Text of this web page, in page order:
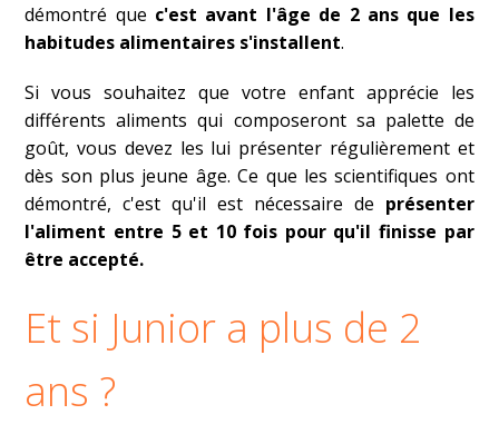
démontré que c'est avant l'âge de 2 ans que les
habitudes alimentaires s'installent.
Si vous souhaitez que votre enfant apprécie les
différents aliments qui composeront sa palette de
goût, vous devez les lui présenter régulièrement et
dès son plus jeune âge. Ce que les scientifiques ont
démontré, c'est qu'il est nécessaire de présenter
l'aliment entre 5 et 10 fois pour qu'il finisse par
être accepté.
Et si Junior a plus de 2
ans ?